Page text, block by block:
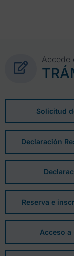
Accede
Solicitud
Declaración
Reserva e
Acceso